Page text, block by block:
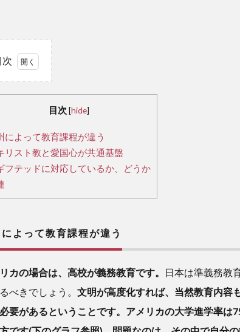
次
目次 [hide]
よって教育課程が違う
スト教と愛国心が共通基盤
テッドに対応しているか、どうか
よって教育課程が違う
カの場合は、高校が義務教育です。
日本は準義務教
べきでしょう。 文明が高度化すれば、当然教育内容
要があるということです。アメリカの大学進学率は